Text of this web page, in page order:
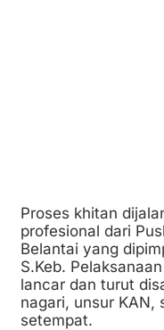
Proses khitan
profesional dari
Belantai yang
S.Keb.
lancar dan turut
nagari, unsur KAN,
setempat.